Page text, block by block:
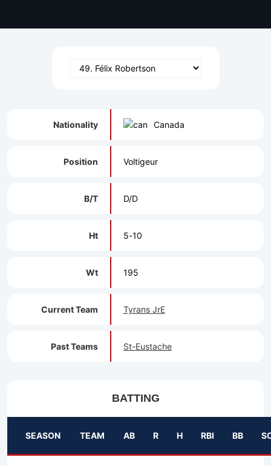
Nationality Canada
Position Voltigeur
B/T D/D
Ht 5-10
Wt 195
Current Team Tyrans JrE
Past Teams St-Eustache
BATTING
SEASON TEAM AB R H RBI BB